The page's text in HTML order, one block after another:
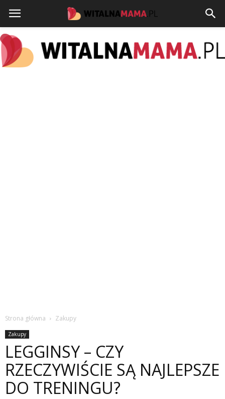
Strona główna Zakupy
Zakupy
LEGGINSY – CZY
RZECZYWIŚCIE SĄ NAJLEPSZE
DO TRENINGU?